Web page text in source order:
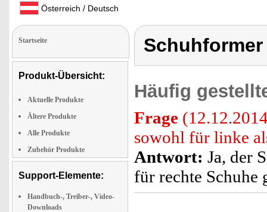
Österreich / Deutsch
Startseite
Produkt-Übersicht:
Aktuelle Produkte
Ältere Produkte
Alle Produkte
Zubehör Produkte
Support-Elemente:
Handbuch-, Treiber-, Video-
Downloads
Häufig
Frage
sowohl für linke
Antwort: Ja, der
für rechte Schuhe